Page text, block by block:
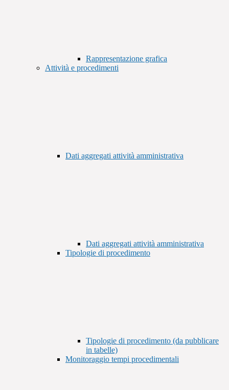
Rappresentazione grafica
Attività e procedimenti
Dati aggregati attività amministrativa
Dati aggregati attività amministrativa
Tipologie di procedimento
Tipologie di procedimento (da pubblicare
in tabelle)
Monitoraggio tempi procedimentali